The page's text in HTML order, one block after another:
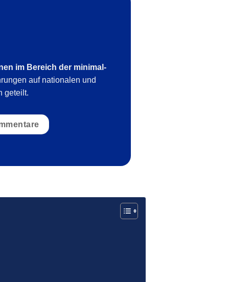
im Bereich der minimal-
auf nationalen und
geteilt.